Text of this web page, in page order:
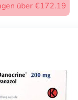
über €172.19